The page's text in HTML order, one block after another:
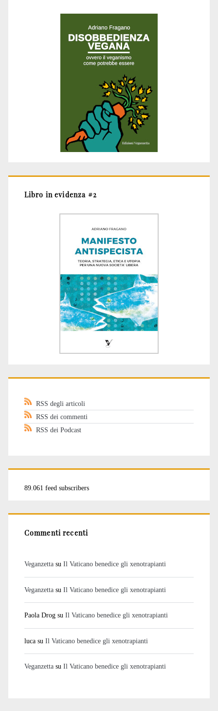
Libro in evidenza #2
RSS degli articoli
RSS dei commenti
RSS dei Podcast
89.061 feed subscribers
Commenti recenti
Veganzettasu Il Vaticano benedice gli xenotrapianti
Veganzettasu Il Vaticano benedice gli xenotrapianti
Paola Drogsu Il Vaticano benedice gli xenotrapianti
lucasu Il Vaticano benedice gli xenotrapianti
Veganzettasu Il Vaticano benedice gli xenotrapianti